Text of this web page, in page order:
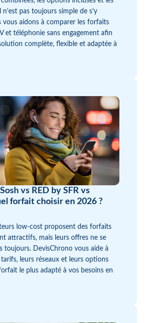
pas toujours simple de s’y
vous aidons à comparer les forfaits
et téléphonie sans engagement afin
complète, flexible et adaptée à
vs RED by SFR vs
forfait choisir en 2026 ?
low-cost proposent des forfaits
attractifs, mais leurs offres ne se
toujours. DevisChrono vous aide à
leurs réseaux et leurs options
le plus adapté à vos besoins en